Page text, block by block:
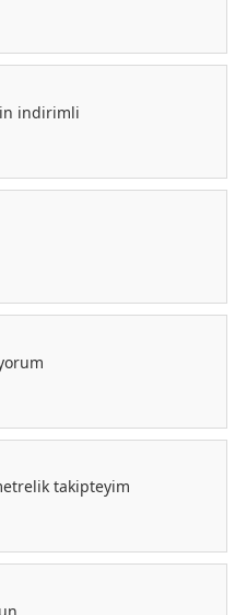
indirimli
takipteyim